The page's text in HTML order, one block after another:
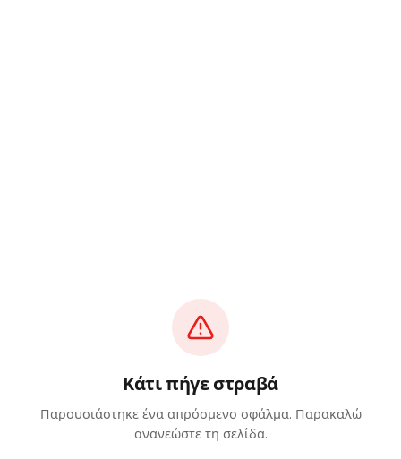
Κάτι πήγε στραβά
Παρουσιάστηκε ένα απρόσμενο σφάλμα. Παρακαλώ
ανανεώστε τη σελίδα.